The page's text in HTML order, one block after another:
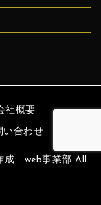
社概要
い合わせ
web事業部 All